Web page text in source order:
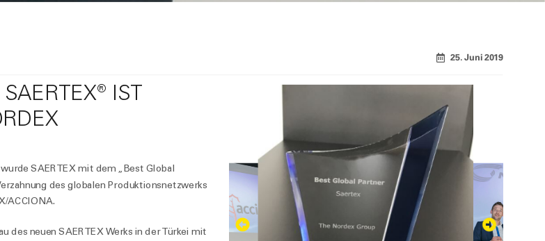
25. Juni 2019
IST
SAERTEX mit dem „Best Global
des globalen Produktionsnetzwerks
ACCIONA.
des neuen SAERTEX Werks in der Türkei mit